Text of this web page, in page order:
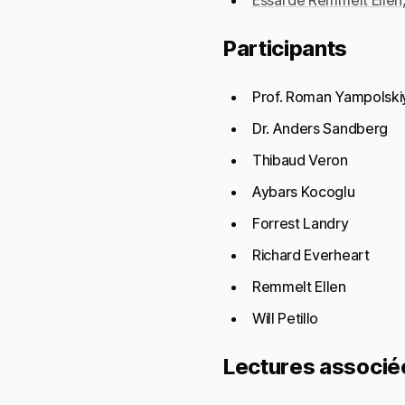
Participants
Prof. Roman
Dr. Anders Sandberg
Thibaud Veron
Aybars Kocoglu
Forrest Landry
Richard Everheart
Remmelt Ellen
Will Petillo
Lectures